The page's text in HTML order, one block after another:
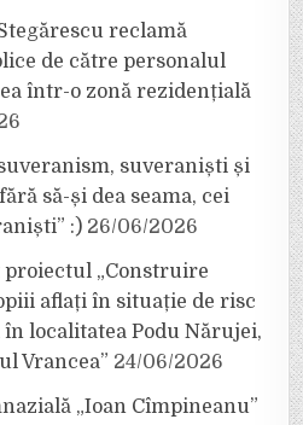
reclamă
de către personalul
într-o zonă rezidențială
suveraniști și
să-și dea seama, cei
:) 26/06/2026
„Construire
aflați în situație de risc
localitatea Podu Nărujei,
Vrancea” 24/06/2026
„Ioan Cîmpineanu”